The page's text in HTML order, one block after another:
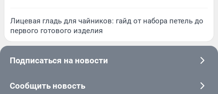
Лицевая гладь для чайников: гайд от набора петель до
первого готового изделия
Подписаться на новости
Сообщить новость